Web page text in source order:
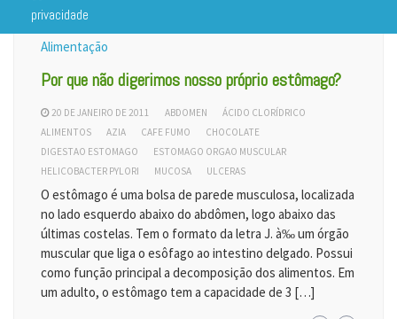
privacidade
Alimentação
Por que não digerimos nosso próprio estômago?
20 DE JANEIRO DE 2011 ABDOMEN
ÁCIDO CLORÍDRICO
ALIMENTOS
AZIA CAFE FUMO
CHOCOLATE
DIGESTAO ESTOMAGO
ESTOMAGO ORGAO MUSCULAR
HELICOBACTER PYLORI
MUCOSA ULCERAS
O estômago é uma bolsa de parede musculosa, localizada
no lado esquerdo abaixo do abdômen, logo abaixo das
últimas costelas. Tem o formato da letra J. à‰ um órgão
muscular que liga o esôfago ao intestino delgado. Possui
como função principal a decomposição dos alimentos. Em
um adulto, o estômago tem a capacidade de 3 […]